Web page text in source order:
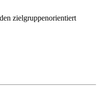
zielgruppenorientiert